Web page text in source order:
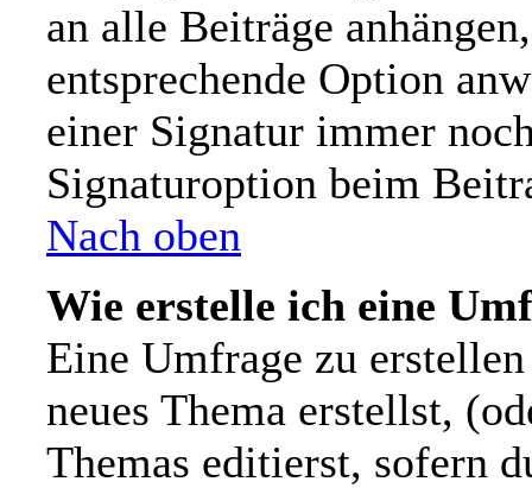
an alle Beiträge
entsprechende Option
einer Signatur immer
Signaturoption beim
Nach oben
Wie erstelle ich eine
Eine Umfrage zu
neues Thema erstellst,
Themas editierst, sofern